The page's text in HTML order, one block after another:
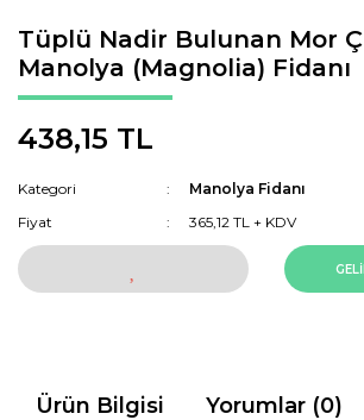
Tüplü Nadir Bulunan Mor
Manolya (Magnolia) Fidanı
438,15 TL
Kategori
Manolya Fidanı
Fiyat
365,12 TL + KDV
Ürün Bilgisi Yorumlar (0)